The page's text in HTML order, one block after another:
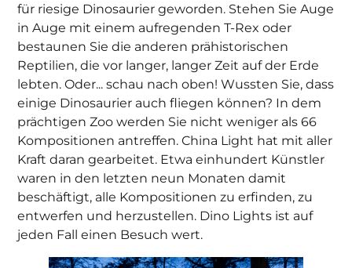
für riesige Dinosaurier geworden. Stehen Sie Auge
in Auge mit einem aufregenden T-Rex oder
bestaunen Sie die anderen prähistorischen
Reptilien, die vor langer, langer Zeit auf der Erde
lebten. Oder... schau nach oben! Wussten Sie, dass
einige Dinosaurier auch fliegen können? In dem
prächtigen Zoo werden Sie nicht weniger als 66
Kompositionen antreffen. China Light hat mit aller
Kraft daran gearbeitet. Etwa einhundert Künstler
waren in den letzten neun Monaten damit
beschäftigt, alle Kompositionen zu erfinden, zu
entwerfen und herzustellen. Dino Lights ist auf
jeden Fall einen Besuch wert.